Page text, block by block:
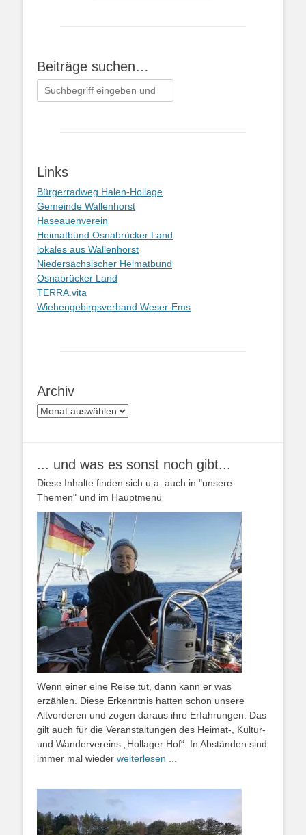
Beiträge suchen…
Suchen
nach:
Links
Bürgerradweg Halen-Hollage
Gemeinde Wallenhorst
Haseauenverein
Heimatbund Osnabrücker Land
lokales aus Wallenhorst
Niedersächsischer Heimatbund
Osnabrücker Land
TERRA.vita
Wiehengebirgsverband Weser-Ems
Archiv
Archiv
... und was es sonst noch gibt...
Diese Inhalte finden sich u.a. auch in "unsere
Themen" und im Hauptmenü
Wenn einer eine Reise tut, dann kann er was
erzählen. Diese Erkenntnis hatten schon unsere
Altvorderen und zogen daraus ihre Erfahrungen. Das
gilt auch für die Veranstaltungen des Heimat-, Kultur-
und Wandervereins „Hollager Hof“. In Abständen sind
immer mal wieder weiterlesen ...